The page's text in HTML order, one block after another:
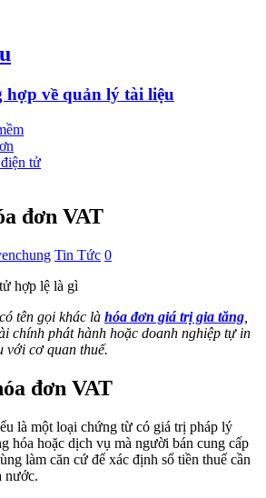
về quản lý tài liệu
tử
đơn VAT
Tin Tức 0
tên gọi khác là hóa đơn giá trị gia tăng
chính phát hành hoặc doanh nghiệp tự in
với cơ quan thuế.
đơn VAT
là một loại chứng từ có giá trị pháp lý
hóa hoặc dịch vụ mà người bán cung cấp
làm căn cứ để xác định số tiền thuế cần
nước.